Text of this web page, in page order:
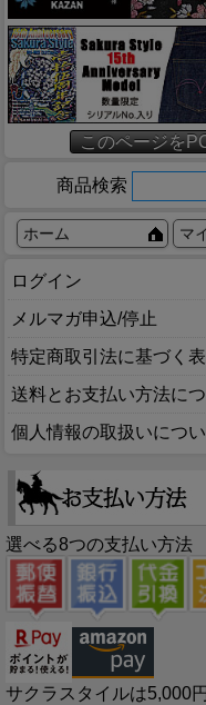
このページを
商品検索
ホーム マ
ログイン
メルマガ申込/停止
特定商取引法に基づく
送料とお支払い方法に
個人情報の取扱いにつ
選べる8つの支払い方法
サクラスタイルは5,000